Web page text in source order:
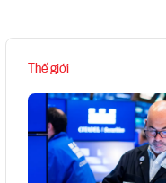
Thế giới